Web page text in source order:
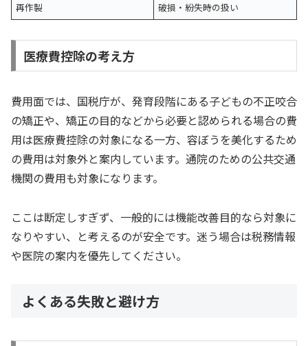
再作製
破損・紛失時の扱い
医療費控除の考え方
費用面では、国税庁が、発育段階にある子どもの不正咬合
の矯正や、矯正の目的などから必要と認められる場合の費
用は医療費控除の対象になる一方、容ぼうを美化するため
の費用は対象外と案内しています。通院のための公共交通
機関の費用も対象になります。
ここは断定しすぎず、一般的には機能改善目的なら対象に
なりやすい、と考えるのが安全です。迷う場合は税務情報
や医院の案内を優先してください。
よくある失敗と避け方